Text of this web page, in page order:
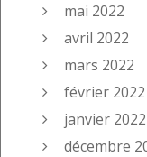
mai 2022
avril 2022
mars 2022
février 2022
janvier 2022
décembre